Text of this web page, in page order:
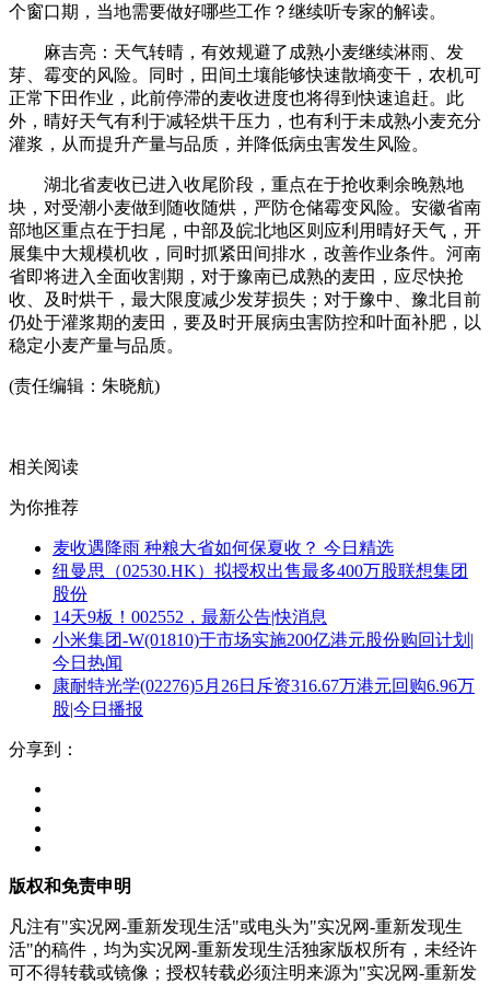
个窗口期，当地需要做好哪些工作？继续听专家的解读。
麻吉亮：天气转晴，有效规避了成熟小麦继续淋雨、发
芽、霉变的风险。同时，田间土壤能够快速散墒变干，农机可
正常下田作业，此前停滞的麦收进度也将得到快速追赶。此
外，晴好天气有利于减轻烘干压力，也有利于未成熟小麦充分
灌浆，从而提升产量与品质，并降低病虫害发生风险。
湖北省麦收已进入收尾阶段，重点在于抢收剩余晚熟地
块，对受潮小麦做到随收随烘，严防仓储霉变风险。安徽省南
部地区重点在于扫尾，中部及皖北地区则应利用晴好天气，开
展集中大规模机收，同时抓紧田间排水，改善作业条件。河南
省即将进入全面收割期，对于豫南已成熟的麦田，应尽快抢
收、及时烘干，最大限度减少发芽损失；对于豫中、豫北目前
仍处于灌浆期的麦田，要及时开展病虫害防控和叶面补肥，以
稳定小麦产量与品质。
(责任编辑：朱晓航)
相关阅读
为你推荐
麦收遇降雨 种粮大省如何保夏收？ 今日精选
纽曼思（02530.HK）拟授权出售最多400万股联想集团
股份
14天9板！002552，最新公告|快消息
小米集团-W(01810)于市场实施200亿港元股份购回计划|
今日热闻
康耐特光学(02276)5月26日斥资316.67万港元回购6.96万
股|今日播报
分享到：
版权和免责申明
凡注有"实况网-重新发现生活"或电头为"实况网-重新发现生
活"的稿件，均为实况网-重新发现生活独家版权所有，未经许
可不得转载或镜像；授权转载必须注明来源为"实况网-重新发